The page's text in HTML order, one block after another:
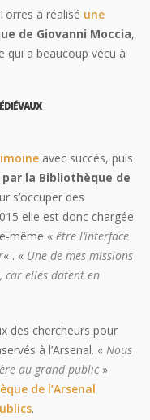
a réalisé une
de Giovanni Moccia,
qui a beaucoup vécu à
avec succès, puis
la Bibliothèque de
s’occuper des
elle est donc chargée
même « être l’interface
« . « Une de mes missions
car elles datent en
des chercheurs pour
à l’Arsenal. « Nous
au grand public»
de l’Arsenal
.